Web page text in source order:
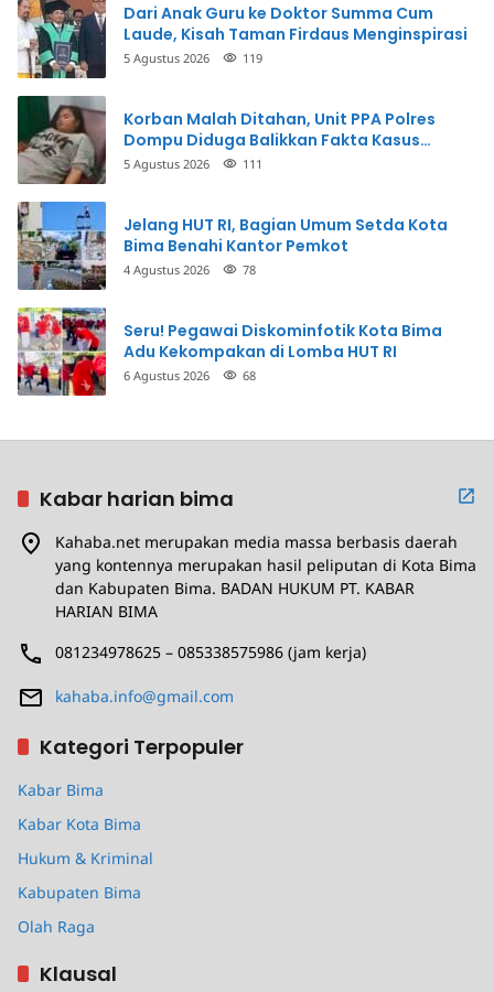
Dari Anak Guru ke Doktor Summa Cum
Laude, Kisah Taman Firdaus Menginspirasi
5 Agustus 2026 119
Korban Malah Ditahan, Unit PPA Polres
Dompu Diduga Balikkan Fakta Kasus
Penganiayaan
5 Agustus 2026 111
Jelang HUT RI, Bagian Umum Setda Kota
Bima Benahi Kantor Pemkot
4 Agustus 2026 78
Seru! Pegawai Diskominfotik Kota Bima
Adu Kekompakan di Lomba HUT RI
6 Agustus 2026 68
Kabar harian bima
Kahaba.net merupakan media massa berbasis daerah
yang kontennya merupakan hasil peliputan di Kota Bima
dan Kabupaten Bima. BADAN HUKUM PT. KABAR
HARIAN BIMA
081234978625 – 085338575986 (jam kerja)
kahaba.info@gmail.com
Kategori Terpopuler
Kabar Bima
Kabar Kota Bima
Hukum & Kriminal
Kabupaten Bima
Olah Raga
Klausal